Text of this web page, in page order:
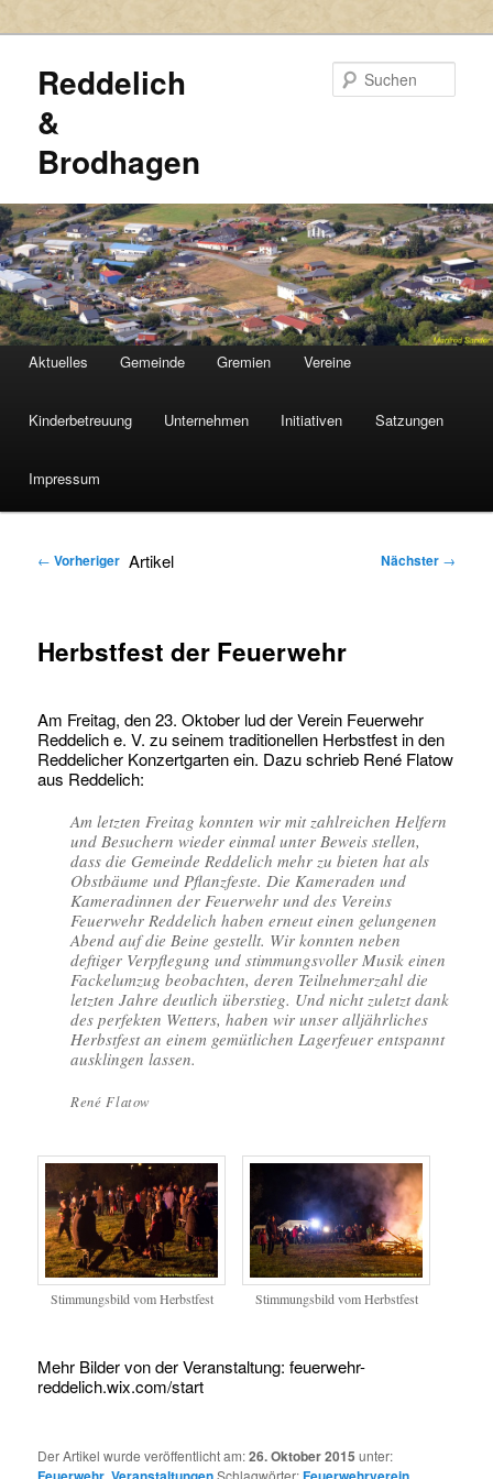
Reddelich
&
Brodhagen
HAUPTMENÜ
Zum
primären
Inhalt
Zum
sekundären
Inhalt
Aktuelles Gemeinde Gremien Vereine
Kinderbetreuung Unternehmen Initiativen Satzungen
Impressum
Artikel
← Vorheriger Nächster →
Herbstfest der Feuerwehr
Am Freitag, den 23. Oktober lud der Verein Feuerwehr
Reddelich e. V. zu seinem traditionellen Herbstfest in den
Reddelicher Konzertgarten ein. Dazu schrieb René Flatow
aus Reddelich:
Am letzten Freitag konnten wir mit zahlreichen Helfern
und Besuchern wieder einmal unter Beweis stellen,
dass die Gemeinde Reddelich mehr zu bieten hat als
Obstbäume und Pflanzfeste. Die Kameraden und
Kameradinnen der Feuerwehr und des Vereins
Feuerwehr Reddelich haben erneut einen gelungenen
Abend auf die Beine gestellt. Wir konnten neben
deftiger Verpflegung und stimmungsvoller Musik einen
Fackelumzug beobachten, deren Teilnehmerzahl die
letzten Jahre deutlich überstieg. Und nicht zuletzt dank
des perfekten Wetters, haben wir unser alljährliches
Herbstfest an einem gemütlichen Lagerfeuer entspannt
ausklingen lassen.
René Flatow
Stimmungsbild vom Herbstfest Stimmungsbild vom Herbstfest
Mehr Bilder von der Veranstaltung: feuerwehr-
reddelich.wix.com/start
Der Artikel wurde veröffentlicht am:26. Oktober 2015 unter:
, Schlagwörter: